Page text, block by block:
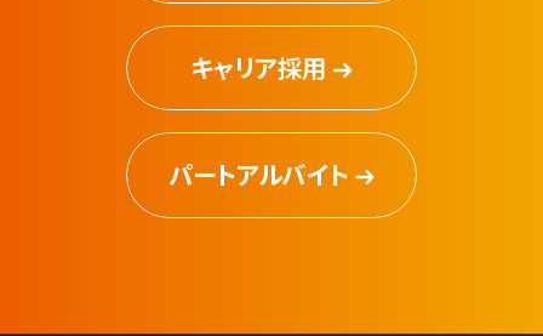
キャリア採用
パートアルバイト